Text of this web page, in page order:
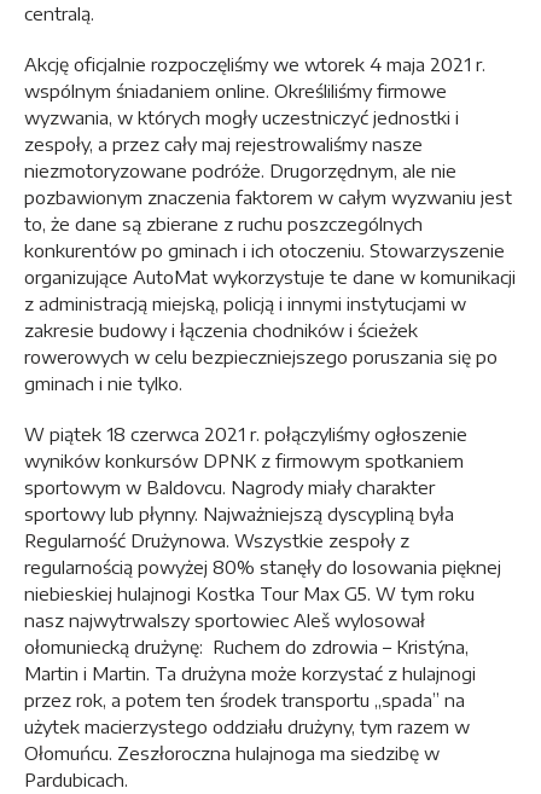
centralą.
Akcję oficjalnie rozpoczęliśmy we wtorek 4 maja 2021 r.
wspólnym śniadaniem online. Określiliśmy firmowe
wyzwania, w których mogły uczestniczyć jednostki i
zespoły, a przez cały maj rejestrowaliśmy nasze
niezmotoryzowane podróże. Drugorzędnym, ale nie
pozbawionym znaczenia faktorem w całym wyzwaniu jest
to, że dane są zbierane z ruchu poszczególnych
konkurentów po gminach i ich otoczeniu. Stowarzyszenie
organizujące AutoMat wykorzystuje te dane w komunikacji
z administracją miejską, policją i innymi instytucjami w
zakresie budowy i łączenia chodników i ścieżek
rowerowych w celu bezpieczniejszego poruszania się po
gminach i nie tylko.
W piątek 18 czerwca 2021 r. połączyliśmy ogłoszenie
wyników konkursów DPNK z firmowym spotkaniem
sportowym w Baldovcu. Nagrody miały charakter
sportowy lub płynny. Najważniejszą dyscypliną była
Regularność Drużynowa. Wszystkie zespoły z
regularnością powyżej 80% stanęły do ​​losowania pięknej
niebieskiej hulajnogi Kostka Tour Max G5. W tym roku
nasz najwytrwalszy sportowiec Aleš wylosował
ołomuniecką drużynę: Ruchem do zdrowia – Kristýna,
Martin i Martin. Ta drużyna może korzystać z hulajnogi
przez rok, a potem ten środek transportu „spada” na
użytek macierzystego oddziału drużyny, tym razem w
Ołomuńcu. Zeszłoroczna hulajnoga ma siedzibę w
Pardubicach.